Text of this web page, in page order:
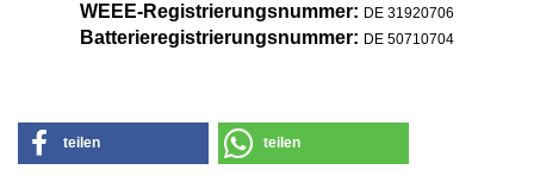
WEEE-Registrierungsnummer: DE 31920706
Batterieregistrierungsnummer: DE 50710704
teilen teilen